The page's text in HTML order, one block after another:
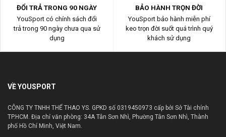
ĐỔI TRẢ TRONG 90 NGÀY
YouSport có chính sách đổi
trả trong 90 ngày chưa qua sử
dụng
BẢO HÀNH TRỌN ĐỜI
YouSport bảo hành miễn phí
keo trọn đời suốt quá trình quý
khách sử dụng
VỀ YOUSPORT
CÔNG TY TNHH THỂ THAO YS. GPKD số 0319450973 cấp bởi Sở Tài chính
TP.HCM. Địa chỉ văn phòng: 34A Tân Sơn Nhì, Phường Tân Sơn Nhì, Thành
phố Hồ Chí Minh, Việt Nam.